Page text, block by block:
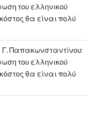
του ελληνικού
θα είναι πολύ
Γ. Παπακωνσταντίνου:
του ελληνικού
θα είναι πολύ